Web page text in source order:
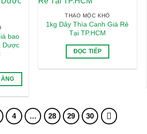
bao
Dược
THẢO MỘC KHÔ
1kg Dây Thìa Canh Giá Rẻ
Tại TP.HCM
ĐỌC TIẾP
4 … 28 29 30